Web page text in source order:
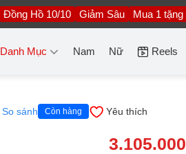
Đồng Hồ 10/10 Giảm Sâu Mua 1 tặng
Danh Mục Nam Nữ Reels
So sánh Còn hàng Yêu thích